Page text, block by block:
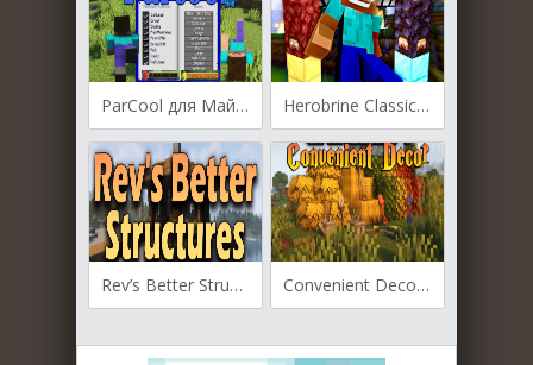
ParCool для Майнкрафт [1.19.3, 1.19.2, 1.18.2] Herobrine Classic для Майнкрафт 1.17.10
Rev’s Better Structures для Майнкрафт 1.16.5 Convenient Decor для Майнкрафт 1.19.2